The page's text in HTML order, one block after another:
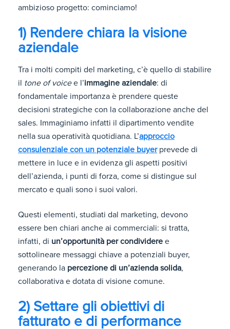
ambizioso progetto: cominciamo!
1) Rendere chiara la visione
aziendale
Tra i molti compiti del marketing, c’è quello di stabilire
il tone of voicee l’immagine aziendale: di
fondamentale importanza è prendere queste
decisioni strategiche con la collaborazione anche del
sales. Immaginiamo infatti il dipartimento vendite
nella sua operatività quotidiana. L’approccio
consulenziale con un potenziale buyerprevede di
mettere in luce e in evidenza gli aspetti positivi
dell’azienda, i punti di forza, come si distingue sul
mercato e quali sono i suoi valori.
Questi elementi, studiati dal marketing, devono
essere ben chiari anche ai commerciali: si tratta,
infatti, di un’opportunità per condividere e
sottolineare messaggi chiave a potenziali buyer,
generando la percezione di un’azienda solida,
collaborativa e dotata di visione comune.
2) Settare gli obiettivi di
fatturato e di performance